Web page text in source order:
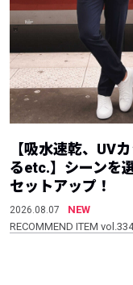
【吸水速乾、UV
るetc.】シーンを
セットアップ！
2026.08.07
NEW
RECOMMEND ITEM vol.334